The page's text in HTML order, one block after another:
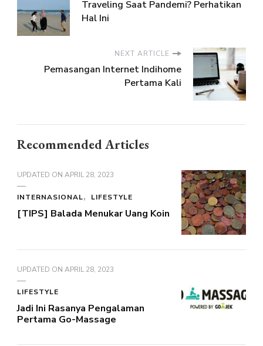
Traveling Saat Pandemi? Perhatikan
Hal Ini
NEXT ARTICLE
Pemasangan Internet Indihome
Pertama Kali
Recommended Articles
UPDATED ON APRIL 28, 2023
INTERNASIONAL LIFESTYLE
[TIPS] Balada Menukar Uang Koin
UPDATED ON APRIL 28, 2023
LIFESTYLE
Jadi Ini Rasanya Pengalaman
Pertama Go-Massage